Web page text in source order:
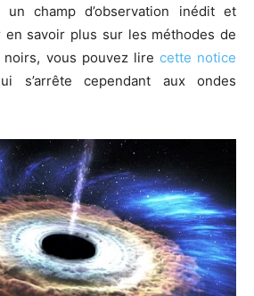
un champ d’observation inédit et
en savoir plus sur les méthodes de
vous pouvez lire cette notice
s’arrête cependant aux ondes